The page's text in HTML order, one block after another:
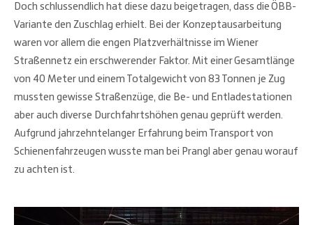
Doch schlussendlich hat diese dazu beigetragen, dass die ÖBB-
Variante den Zuschlag erhielt. Bei der Konzeptausarbeitung
waren vor allem die engen Platzverhältnisse im Wiener
Straßennetz ein erschwerender Faktor. Mit einer Gesamtlänge
von 40 Meter und einem Totalgewicht von 83 Tonnen je Zug
mussten gewisse Straßenzüge, die Be- und Entladestationen
aber auch diverse Durchfahrtshöhen genau geprüft werden.
Aufgrund jahrzehntelanger Erfahrung beim Transport von
Schienenfahrzeugen wusste man bei Prangl aber genau worauf
zu achten ist.